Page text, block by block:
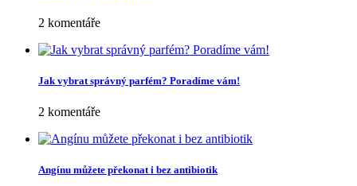
2 komentáře
Jak vybrat správný parfém? Poradíme vám!
2 komentáře
Angínu můžete překonat i bez antibiotik